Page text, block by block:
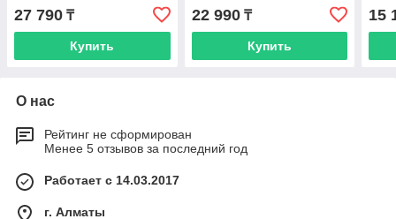
27 790 ₸
Купить
22 990₸
Купить
15
О нас
Рейтинг не сформирован
Менее 5 отзывов за последний год
Работает с 14.03.2017
г. Алматы